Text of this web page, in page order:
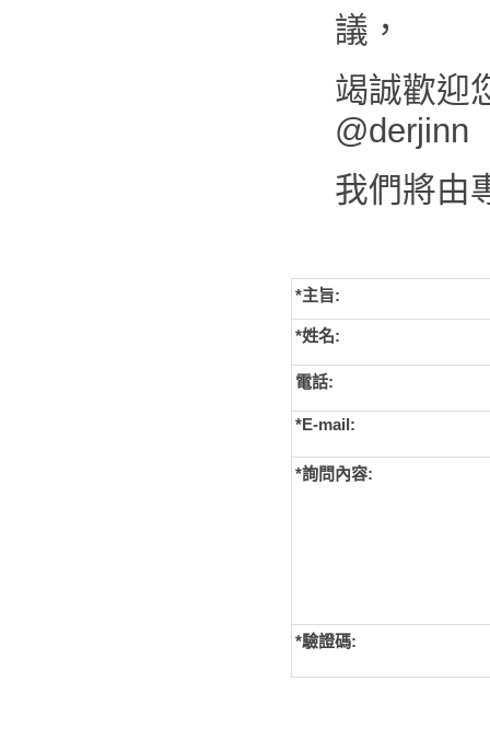
議，
竭誠歡迎
@derjinn
我們將由
*主旨:
*姓名:
電話:
*E-mail:
*詢問內容:
*驗證碼: